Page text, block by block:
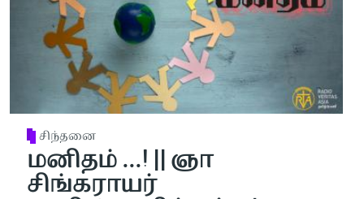
சிந்தனை
மனிதம் ...! || ஞா
சிங்கராயர்